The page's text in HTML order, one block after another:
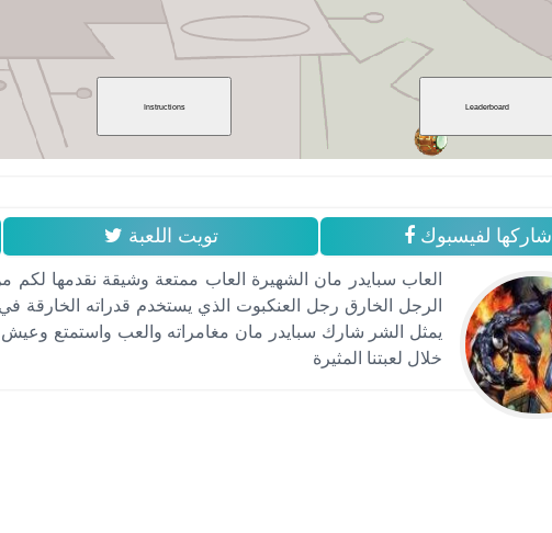
شاركها لفيسبوك تويت اللعبة
العاب سبايدر مان الشهيرة العاب ممتعة وشيقة نقدمها لكم
الرجل الخارق رجل العنكبوت الذي يستخدم قدراته الخارقة
يمثل الشر شارك سبايدر مان مغامراته والعب واستمتع
خلال لعبتنا المثيرة